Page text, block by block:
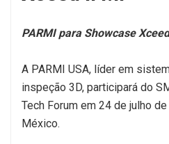
PARMI para Showcase
A PARMI USA, líder em
inspeção 3D, participará do
Tech Forum em 24 de julho
México.